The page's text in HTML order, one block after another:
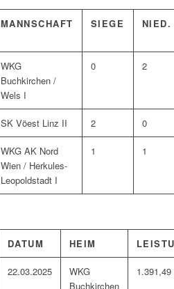
MANNSCHAFT SIEGE NIED.
WKG
Buchkirchen /
Wels I
0 2
SK Vöest Linz II 2 0
WKG AK Nord
Wien / Herkules-
Leopoldstadt I
1 1
DATUM HEIM
22.03.2025
WKG
Buchkirchen
1.391,49